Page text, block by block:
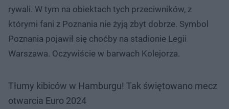
rywali. W tym na obiektach tych przeciwników, z
którymi fani z Poznania nie żyją zbyt dobrze. Symbol
Poznania pojawił się choćby na stadionie Legii
Warszawa. Oczywiście w barwach Kolejorza.
Tłumy kibiców w Hamburgu! Tak świętowano mecz
otwarcia Euro 2024